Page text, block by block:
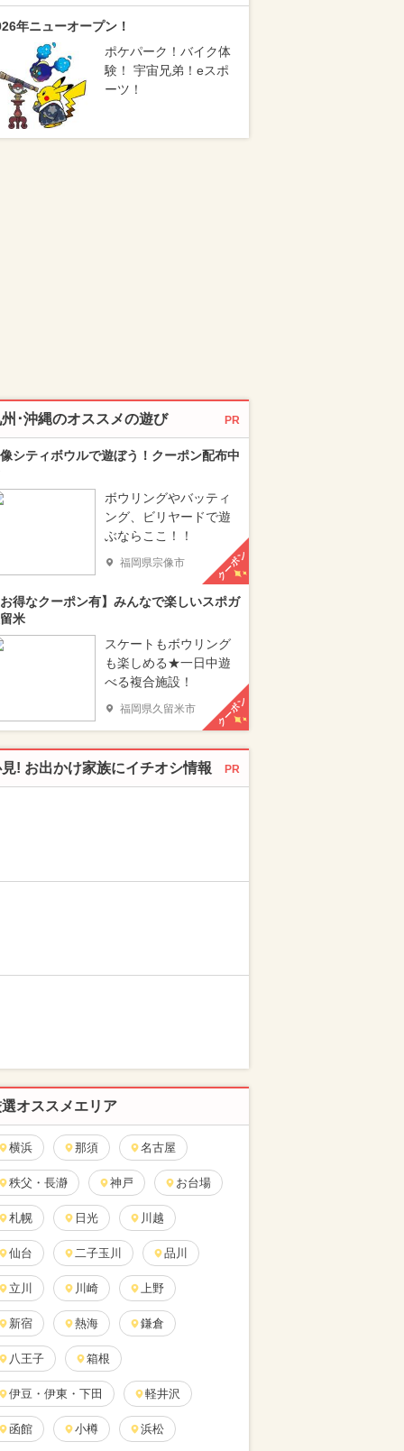
年ニューオープン！
ポケパーク！バイク体
験！ 宇宙兄弟！eスポ
ーツ！
･沖縄のオススメの遊び PR
シティボウルで遊ぼう！クーポン配布中
ボウリングやバッティ
ング、ビリヤードで遊
ぶならここ！！
福岡県宗像市 クーポン
得なクーポン有】みんなで楽しいスポガ
米
スケートもボウリング
も楽しめる★一日中遊
べる複合施設！
福岡県久留米市 クーポン
! お出かけ家族にイチオシ情報 PR
オススメエリア
横浜 那須 名古屋
秩父・長瀞 神戸 お台場
札幌 日光 川越
仙台 二子玉川 品川
立川 川崎 上野
新宿 熱海 鎌倉
八王子 箱根
伊豆・伊東・下田 軽井沢
函館 小樽 浜松